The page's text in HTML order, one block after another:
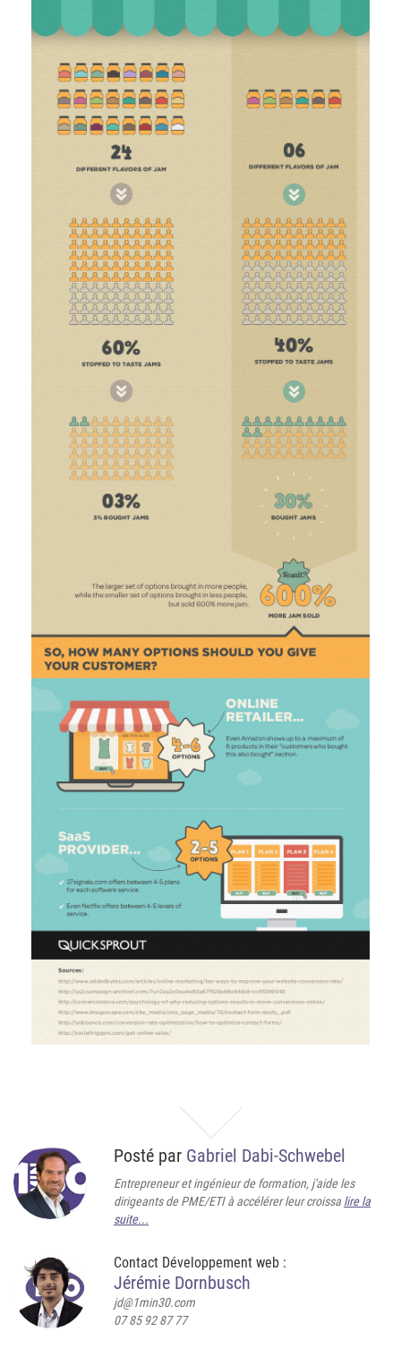
Posté par Gabriel Dabi-Schwebel
Entrepreneur et ingénieur de formation, j'aide les
dirigeants de PME/ETI à accélérer leur croissa lire la
suite...
Contact Développement web :
Jérémie Dornbusch
jd@1min30.com
07 85 92 87 77